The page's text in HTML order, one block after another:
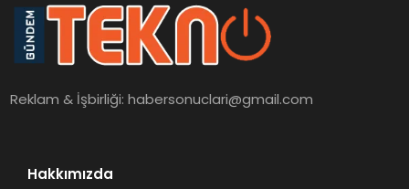
Reklam & İşbirliği:habersonuclari@gmail.com
Hakkımızda